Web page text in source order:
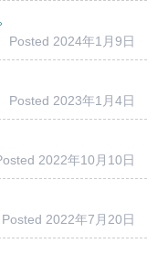
Posted 2024年1月9日
Posted 2023年1月4日
2022年10月10日
Posted 2022年7月20日